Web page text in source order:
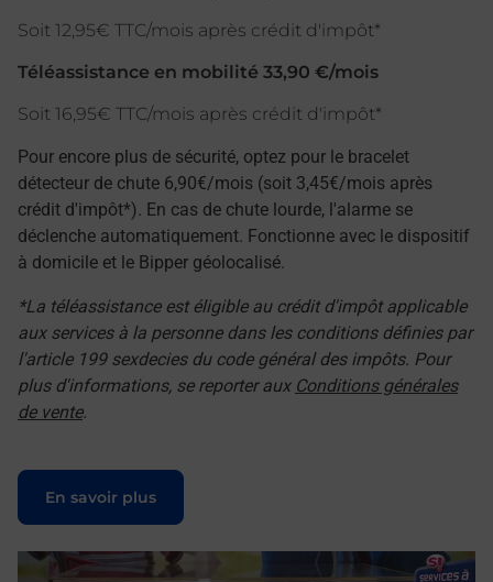
Soit 12,95€ TTC/mois après crédit d'impôt*
Téléassistance en mobilité 33,90 €/mois
Soit 16,95€ TTC/mois après crédit d'impôt*
Pour encore plus de sécurité, optez pour le bracelet
détecteur de chute 6,90€/mois (soit 3,45€/mois après
crédit d'impôt*). En cas de chute lourde, l'alarme se
déclenche automatiquement. Fonctionne avec le dispositif
à domicile et le Bipper géolocalisé.
*La téléassistance est éligible au crédit d'impôt applicable
aux services à la personne dans les conditions définies par
l'article 199 sexdecies du code général des impôts. Pour
plus d'informations, se reporter aux Conditions générales
de vente.
En savoir plus
Le lien s'ouvre dans un nouvel onglet